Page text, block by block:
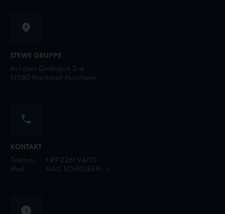
STEWE GRUPPE
Auf dem Großstück 2-4
51580 Reichshof-Hunsheim
KONTAKT
Telefon:
+49 2261 94710
Mail:
MAIL SCHREIBEN